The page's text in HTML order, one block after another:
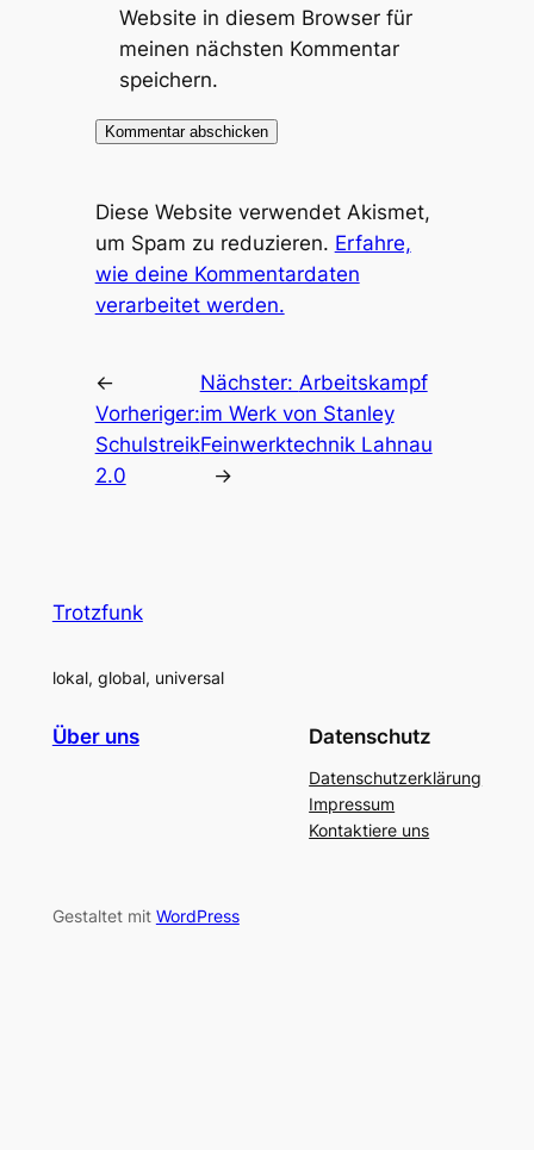
Website in diesem Browser für
meinen nächsten Kommentar
speichern.
Diese Website verwendet Akismet,
um Spam zu reduzieren. Erfahre,
wie deine Kommentardaten
verarbeitet werden.
←
Vorheriger:
Schulstreik
2.0
Nächster: Arbeitskampf
im Werk von Stanley
Feinwerktechnik Lahnau
→
Trotzfunk
lokal, global, universal
Über uns Datenschutz
Datenschutzerklärung
Impressum
Kontaktiere uns
Gestaltet mit WordPress